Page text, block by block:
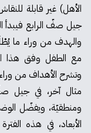
الأهل) غير قابلة
جيل صفّ الرابع فيبدأ
والهدف من وراء ما
مع الطفل وفق هذا
وتشرح الأهداف من
مثال آخر، في جيل
ومنطقيّة، ويفضّل
الأبعاد، في هذه